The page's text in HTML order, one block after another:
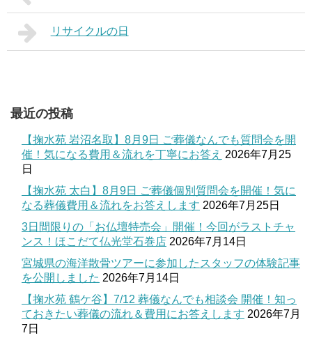
リサイクルの日
最近の投稿
【掬水苑 岩沼名取】8月9日 ご葬儀なんでも質問会を開
催！気になる費用＆流れを丁寧にお答え 2026年7月25
日
【掬水苑 太白】8月9日 ご葬儀個別質問会を開催！気に
なる葬儀費用＆流れをお答えします 2026年7月25日
3日間限りの「お仏壇特売会」開催！今回がラストチャ
ンス！ほこだて仏光堂石巻店 2026年7月14日
宮城県の海洋散骨ツアーに参加したスタッフの体験記事
を公開しました 2026年7月14日
【掬水苑 鶴ケ谷】7/12 葬儀なんでも相談会 開催！知っ
ておきたい葬儀の流れ＆費用にお答えします 2026年7月
7日